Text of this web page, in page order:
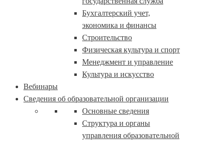
Бухгалтерский учет,
экономика и финансы
Строительство
Физическая культура и спорт
Менеджмент и управление
Культура и искусство
Вебинары
Сведения об образовательной организации
Основные сведения
Структура и органы
управления образовательной